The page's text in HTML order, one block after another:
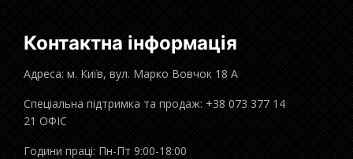
Контактна інформація
Адреса: м. Київ, вул. Марко Вовчок 18 А
Спеціальна підтримка та продаж: +38 073 377 14
21 ОФІС
Години праці: Пн-Пт 9:00-18:00